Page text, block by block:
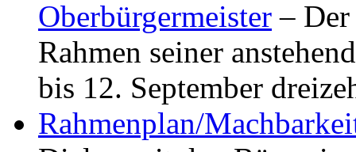
Oberbürgermeister –
Rahmen seiner
bis 12. September
Rahmenplan/